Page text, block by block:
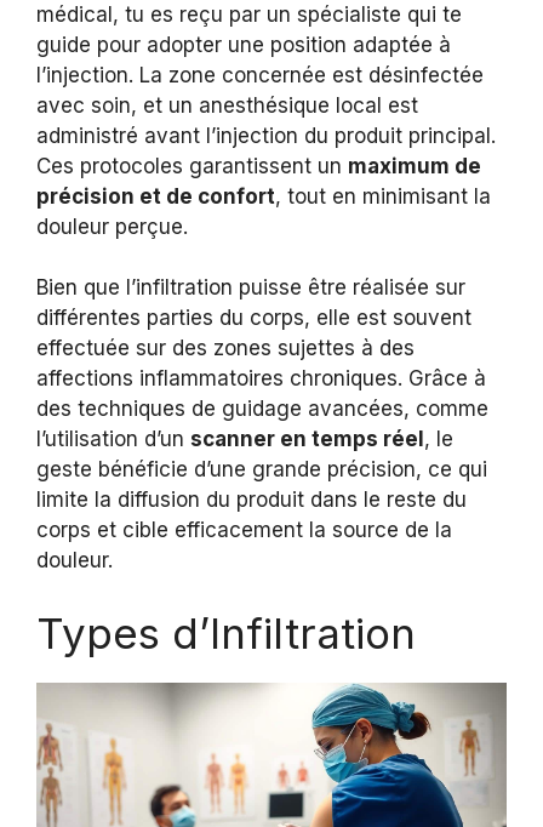
médical, tu es reçu par un spécialiste qui te
guide pour adopter une position adaptée à
l’injection. La zone concernée est désinfectée
avec soin, et un anesthésique local est
administré avant l’injection du produit principal.
Ces protocoles garantissent un maximum de
précision et de confort, tout en minimisant la
douleur perçue.
Bien que l’infiltration puisse être réalisée sur
différentes parties du corps, elle est souvent
effectuée sur des zones sujettes à des
affections inflammatoires chroniques. Grâce à
des techniques de guidage avancées, comme
l’utilisation d’un scanner en temps réel , le
geste bénéficie d’une grande précision, ce qui
limite la diffusion du produit dans le reste du
corps et cible efficacement la source de la
douleur.
Types d’Infiltration